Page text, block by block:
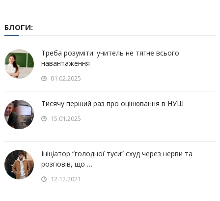
БЛОГИ:
Треба розуміти: учитель не тягне всього
навантаження
01.02.2025
Тисячу перший раз про оцінювання в НУШ
15.01.2025
Ініціатор “голодної туси” схуд через нерви та
розповів, що …
12.12.2021